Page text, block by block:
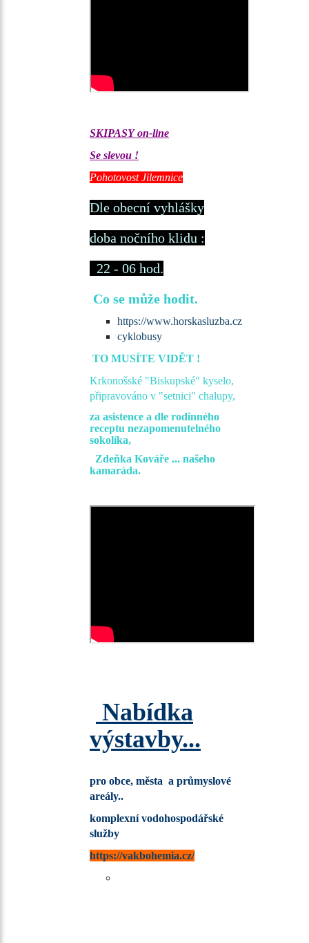
SKIPASYon-line
Se slevou !
Pohotovost Jilemnice
Dle obecní vyhlášky
doba nočního klidu :
22 - 06 hod.
Co se může hodit.
https://www.horskasluzba.cz
cyklobusy
TO MUSÍTE VIDĚT !
Krkonošské "Biskupské" kyselo,
připravováno v "setnici" chalupy,
za asistence a dle rodinného
receptu nezapomenutelného
sokolíka,
Zdeňka Kováře ... našeho
kamaráda.
Nabídka
výstavby...
pro obce, města a průmyslové
areály..
komplexní vodohospodářské
služby
https://vakbohemia.cz/